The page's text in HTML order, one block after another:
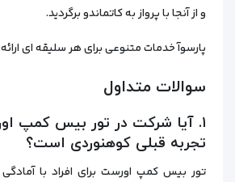
و از آنجا با پرواز به کاتماندو برگردید.
پارسوآ خدمات متنوعی برای هر سلیقه ای
سوالات متداول
۱. آیا شرکت در تور بیس کمپ
تجربه قبلی کوهنوردی است؟
تور بیس کمپ اورست برای افراد با